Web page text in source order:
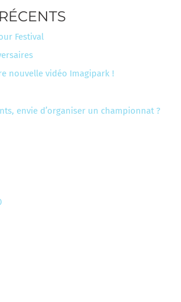
Festival
nouvelle vidéo Imagipark !
envie d’organiser un championnat ?